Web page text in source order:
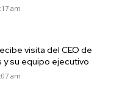
am
visita del CEO de
y su equipo ejecutivo
am